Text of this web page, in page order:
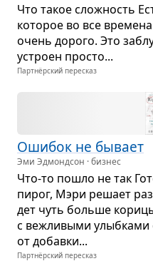
Что такое слож­ность
кото­рое во все
очень дорого. Это
устроен про­сто...
Партнёрский пересказ
Оши­бок не бывает
Эми Эдмондсон · бизнес
Что‑то пошло не так
пирог, Мэри решает
дет чуть больше
с веж­ли­выми улыб­ками
от добавки...
Партнёрский пересказ